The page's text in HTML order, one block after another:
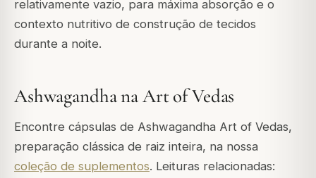
relativamente vazio, para máxima absorção e o
contexto nutritivo de construção de tecidos
durante a noite.
Ashwagandha na Art of Vedas
Encontre cápsulas de Ashwagandha Art of Vedas,
preparação clássica de raiz inteira, na nossa
coleção de suplementos. Leituras relacionadas: